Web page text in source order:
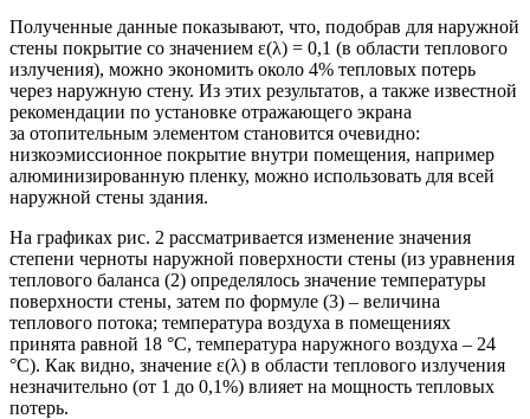
Полученные данные показывают, что, подобрав для наружной
стены покрытие со значением ε(λ) = 0,1 (в области теплового
излучения), можно экономить около 4% тепловых потерь
через наружную стену. Из этих результатов, а также известной
рекомендации по установке отражающего экрана
за отопительным элементом становится очевидно:
низкоэмиссионное покрытие внутри помещения, например
алюминизированную пленку, можно использовать для всей
наружной стены здания.
На графиках рис. 2 рассматривается изменение значения
степени черноты наружной поверхности стены (из уравнения
теплового баланса (2) определялось значение температуры
поверхности стены, затем по формуле (3) – величина
теплового потока; температура воздуха в помещениях
принята равной 18 °С, температура наружного воздуха – 24
°С). Как видно, значение ε(λ) в области теплового излучения
незначительно (от 1 до 0,1%) влияет на мощность тепловых
потерь.